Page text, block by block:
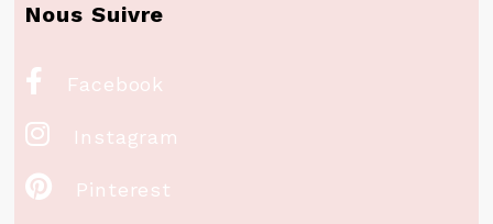
Nous Suivre
 Facebook
 Instagram
 Pinterest